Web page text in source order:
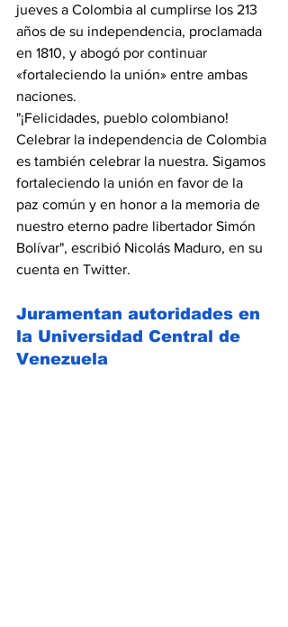
jueves a Colombia al cumplirse los 213
años de su independencia, proclamada
en 1810, y abogó por continuar
«fortaleciendo la unión» entre ambas
naciones.
"¡Felicidades, pueblo colombiano!
Celebrar la independencia de Colombia
es también celebrar la nuestra. Sigamos
fortaleciendo la unión en favor de la
paz común y en honor a la memoria de
nuestro eterno padre libertador Simón
Bolívar", escribió Nicolás Maduro, en su
cuenta en Twitter.
Juramentan autoridades en
la Universidad Central de
Venezuela